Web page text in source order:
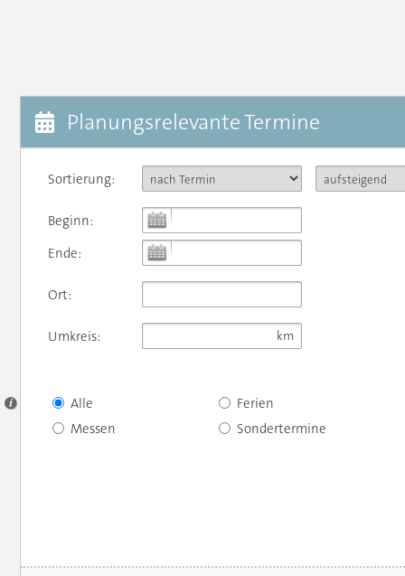
Planungsrelevante Termine
Sortierung:
Beginn:
Ende:
Ort:
Umkreis:
Alle
Messen
Ferien
Sondertermine